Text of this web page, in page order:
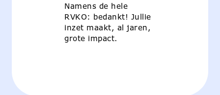
Namens de hele
RVKO: bedankt! Jullie
inzet maakt, al jaren,
grote impact.